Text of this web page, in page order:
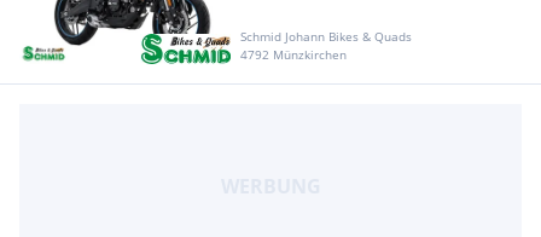
Schmid Johann Bikes & Quads
4792 Münzkirchen